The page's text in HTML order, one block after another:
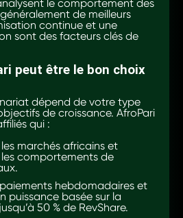
le comportement des
de meilleurs
continue et une
sont des facteurs clés de
peut être le bon choix
dépend de votre type
de croissance. AfroPari
qui :
marchés africains et
comportements de
hebdomadaires et
puissance basée sur la
50 % de RevShare.